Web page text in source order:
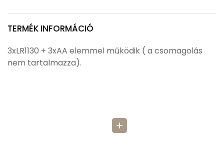
TERMÉK INFORMÁCIÓ
add
3xLR1130 + 3xAA elemmel működik ( a csomagolás
nem tartalmazza).